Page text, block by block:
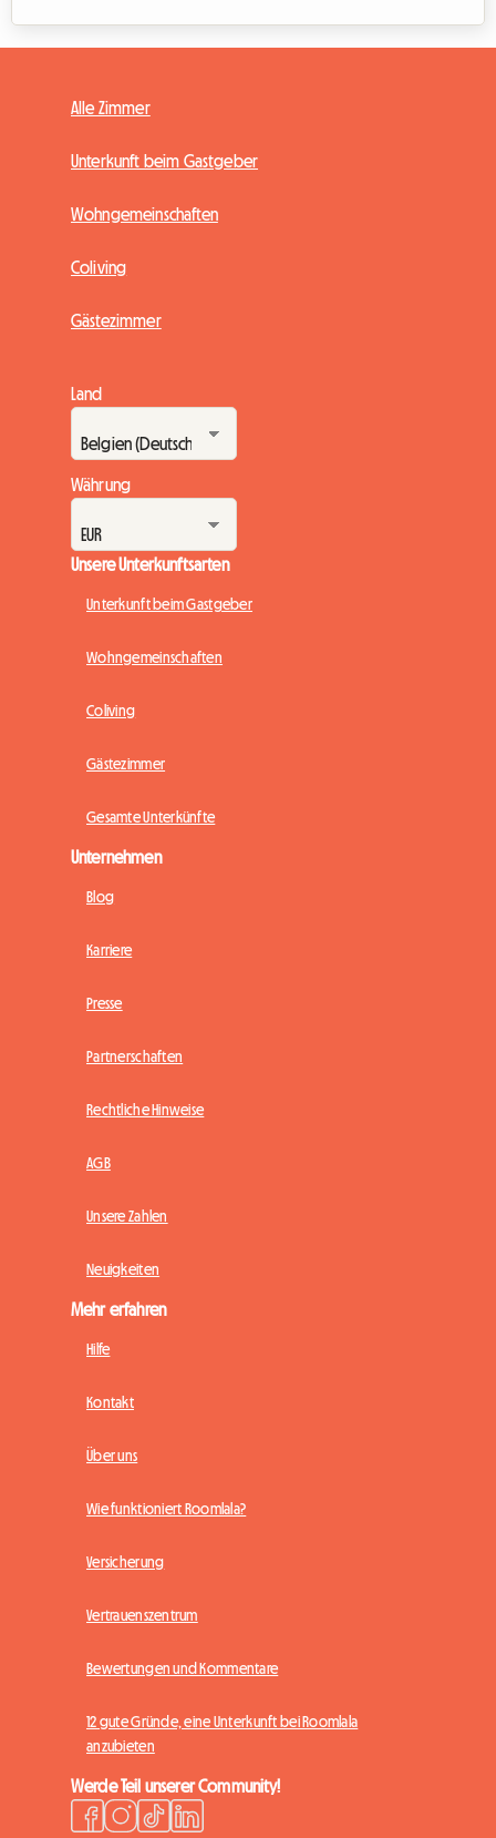
Alle Zimmer
Unterkunft beim Gastgeber
Wohngemeinschaften
Coliving
Gästezimmer
Land
Währung
Unsere Unterkunftsarten
Unterkunft beim Gastgeber
Wohngemeinschaften
Coliving
Gästezimmer
Gesamte Unterkünfte
Unternehmen
Blog
Karriere
Presse
Partnerschaften
Rechtliche Hinweise
AGB
Unsere Zahlen
Neuigkeiten
Mehr erfahren
Hilfe
Kontakt
Über uns
Wie funktioniert Roomlala?
Versicherung
Vertrauenszentrum
Bewertungen und Kommentare
12 gute Gründe, eine Unterkunft bei Roomlala
anzubieten
Werde Teil unserer Community!